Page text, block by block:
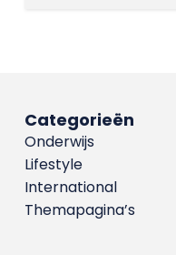
Categorieën
Onderwijs
Lifestyle
International
Themapagina’s